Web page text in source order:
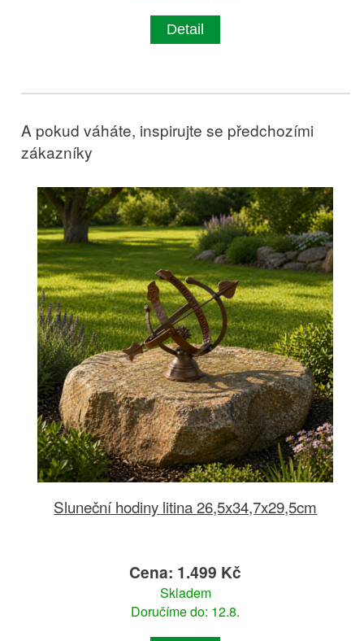
Detail
A pokud váháte, inspirujte se předchozími
zákazníky
Sluneční hodiny litina 26,5x34,7x29,5cm
Cena: 1.499 Kč
Skladem
Doručíme do: 12.8.